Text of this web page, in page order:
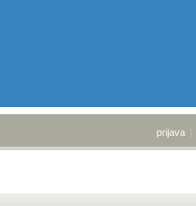
prijava |